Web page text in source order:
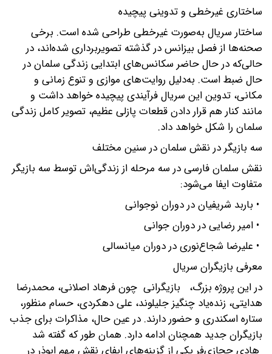
ساختاری غیرخطی و تدوینی پیچیده
ساختار سریال به‌صورت غیرخطی طراحی شده است. برخی
صحنه‌ها از فصل بیزانس در گذشته تصویربرداری شده‌اند، در
حالی‌که در حال حاضر سکانس‌های ابتدایی زندگی سلمان در
حال ضبط است. به‌دلیل روایت‌های موازی و تنوع زمانی و
مکانی، تدوین این سریال فرآیندی پیچیده خواهد داشت و
مانند کنار هم قرار دادن قطعات پازلی عظیم، تصویر کامل زندگی
سلمان را شکل خواهد داد.
سه بازیگر در نقش سلمان در سنین مختلف
نقش سلمان فارسی در سه مرحله از زندگی‌اش توسط سه بازیگر
متفاوت ایفا می‌شود:
• باربد شریفیان در دوران نوجوانی
• امیر رضایی در دوران جوانی
• علیرضا شجاع‌نوری در دوران میانسالی
معرفی بازیگران سریال
در این پروژه بزرگ، بازیگرانی چون فرهاد اصلانی، محمدرضا
هدایتی، زنده‌یاد چنگیز جلیلوند، علی دهکردی، حسام منظور،
ستاره اسکندری و حضور دارند. در عین حال، مذاکرات برای جذب
بازیگران جدید همچنان ادامه دارد. همان طور که گفته شد
هادی حجازی‌فر یکی از گزینه‌های ایفای نقش مهم ابوذر در